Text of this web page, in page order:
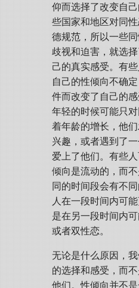
仰而选择了改变自
些国家和地区对同
德规范，所以一些
歧视和迫害，就选
己的真实感受。有
自己的性倾向不确
件而改变了自己的
年轻的时候可能只
着年龄的增长，他
兴趣，或者遇到了
爱上了他们。有些
倾向是流动的，而
同的时间段会有不
人在一段时间内可
是在另一段时间内
或者双性恋。
无论是什么原因，
的选择和感受，而
他们。性倾向并不